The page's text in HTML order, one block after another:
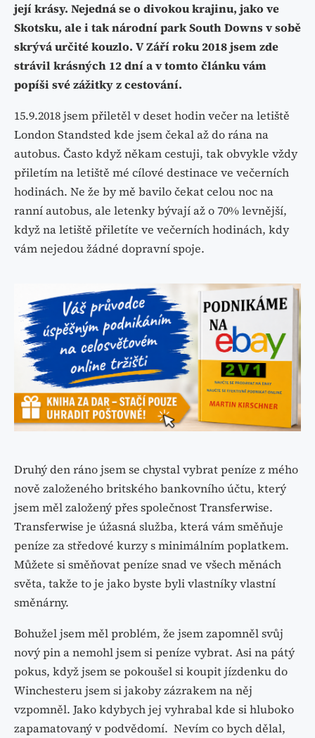
její krásy. Nejedná se o divokou krajinu, jako ve
Skotsku, ale i tak národní park South Downs v sobě
skrývá určité kouzlo. V Září roku 2018 jsem zde
strávil krásných 12 dní a v tomto článku vám
popíši své zážitky z cestování.
15.9.2018 jsem přiletěl v deset hodin večer na letiště
London Standsted kde jsem čekal až do rána na
autobus. Často když někam cestuji, tak obvykle vždy
přiletím na letiště mé cílové destinace ve večerních
hodinách. Ne že by mě bavilo čekat celou noc na
ranní autobus, ale letenky bývají až o 70% levnější,
když na letiště přiletíte ve večerních hodinách, kdy
vám nejedou žádné dopravní spoje.
Druhý den ráno jsem se chystal vybrat peníze z mého
nově založeného britského bankovního účtu, který
jsem měl založený přes společnost Transferwise.
Transferwise je úžasná služba, která vám směňuje
peníze za středové kurzy s minimálním poplatkem.
Můžete si směňovat peníze snad ve všech měnách
světa, takže to je jako byste byli vlastníky vlastní
směnárny.
Bohužel jsem měl problém, že jsem zapomněl svůj
nový pin a nemohl jsem si peníze vybrat. Asi na pátý
pokus, když jsem se pokoušel si koupit jízdenku do
Winchesteru jsem si jakoby zázrakem na něj
vzpomněl. Jako kdybych jej vyhrabal kde si hluboko
zapamatovaný v podvědomí. Nevím co bych dělal,